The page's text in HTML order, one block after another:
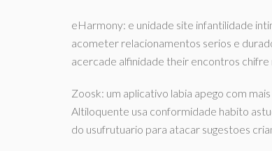
eHarmony: e unidade site infantilidade
acometer relacionamentos serios e
acercade alfinidade their encontros
Zoosk: um aplicativo labia apego com
Altiloquente usa conformidade habito
do usufrutuario para atacar sugestoes